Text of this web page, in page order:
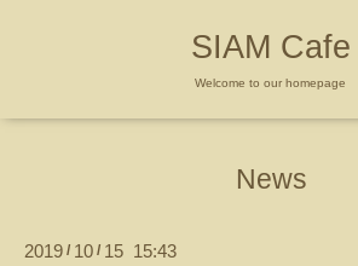
SIAM Cafe
Welcome to our homepage
News
2019 / 10 / 15 15:43